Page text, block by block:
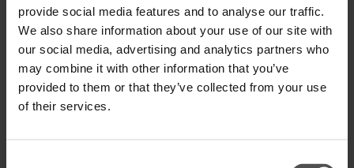
provide social media features and to analyse our traffic.
We also share information about your use of our site with
our social media, advertising and analytics partners who
may combine it with other information that you’ve
provided to them or that they’ve collected from your use
of their services.
VERSAND UND RETOUREN
TECHNISCHE SPEZIFIKATIONEN